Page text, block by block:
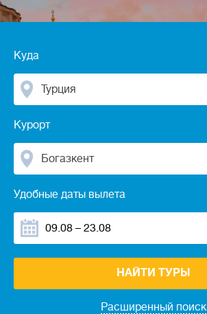
Куда
Турция
Курорт
Богазкент
Удобные даты вылета
Расширенный поиск
НАЙТИ ТУРЫ